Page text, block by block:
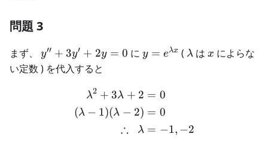
問題 3
まず、 y''+3y'+2y=0
y′′ + 3y′ + 2y = 0 に y =
y = eλx ( \lambda
λ はx
x によらな
い定数 ) を代入すると
\begin{aligned}
λ2 + 3λ + 2
(λ − 1)(λ − 2)
∴ λ
= 0
= 0
= −1, −2